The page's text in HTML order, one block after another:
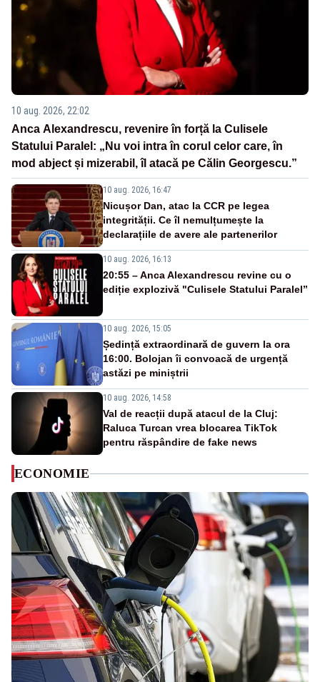
10 aug. 2026, 22:02
Anca Alexandrescu, revenire în forță la Culisele
Statului Paralel: „Nu voi intra în corul celor care, în
mod abject și mizerabil, îl atacă pe Călin Georgescu.”
10 aug. 2026, 16:47
Nicușor Dan, atac la CCR pe legea
integrității. Ce îl nemulțumește la
declarațiile de avere ale partenerilor
10 aug. 2026, 16:13
20:55 – Anca Alexandrescu revine cu o
ediție explozivă "Culisele Statului Paralel”
10 aug. 2026, 15:05
Ședință extraordinară de guvern la ora
16:00. Bolojan îi convoacă de urgență
astăzi pe miniștrii
10 aug. 2026, 14:58
Val de reacții după atacul de la Cluj:
Raluca Turcan vrea blocarea TikTok
pentru răspândire de fake news
ECONOMIE